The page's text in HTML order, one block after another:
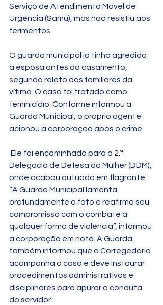
Serviço de Atendimento Móvel de
Urgência (Samu), mas não resistiu aos
ferimentos.
O guarda municipal já tinha agredido
a esposa antes do casamento,
segundo relato dos familiares da
vítima. O caso foi tratado como
feminicídio. Conforme informou a
Guarda Municipal, o próprio agente
acionou a corporação após o crime.
Ele foi encaminhado para a 2.ª
Delegacia de Defesa da Mulher (DDM),
onde acabou autuado em flagrante.
“A Guarda Municipal lamenta
profundamente o fato e reafirma seu
compromisso com o combate a
qualquer forma de violência”, informou
a corporação em nota. A Guarda
também informou que a Corregedoria
acompanha o caso e deve instaurar
procedimentos administrativos e
disciplinares para apurar a conduta
do servidor.